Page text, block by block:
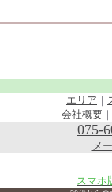
エリア ｜
会社概要｜
075-
メ
スマホ